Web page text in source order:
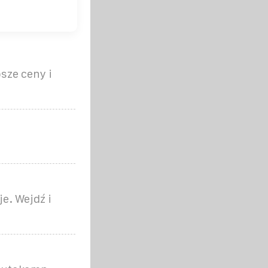
ceny i
Wejdź i